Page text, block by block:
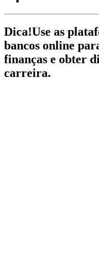
Dica!Use as
bancos online
finanças e obter
carreira.